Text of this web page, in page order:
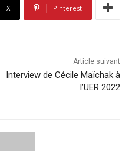
X Pinterest
Article suivant
Interview de Cécile Maïchak à
l’UER 2022